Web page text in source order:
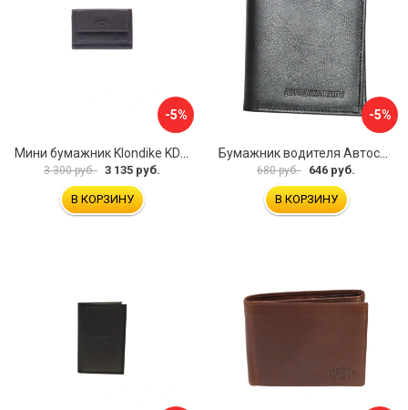
-5%
3 300 руб. 3 135 руб.
В КОРЗИНУ
-5%
680 руб. 646 руб.
В КОРЗИНУ